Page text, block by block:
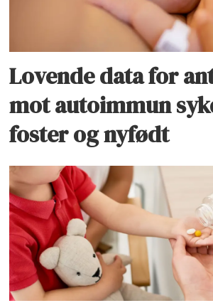
Lovende data for
mot autoimmun
foster og nyfødt